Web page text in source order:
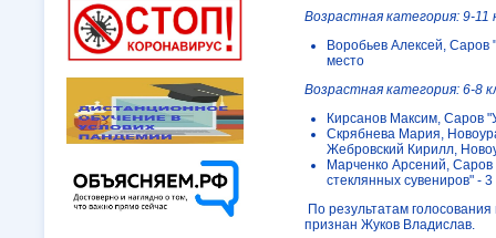
Возрастная категория: 9-11
Воробьев Алексей,
место
Возрастная категория: 6-8
Кирсанов Максим, Саров
Скрябнева Мария,
Жебровский Кирилл,
Марченко Арсений, Саров
стеклянных сувениров" -
По результатам
признан Жуков Владислав.